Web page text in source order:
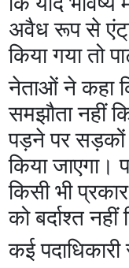
अवैध रूप से
किया गया तो
नेताओं ने कहा
समझौता नहीं
पड़ने पर सड़कों
किया जाएगा।
किसी भी
को बर्दाश्त नहीं
कई